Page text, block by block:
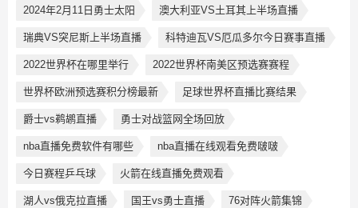
2024年2月11日勇士太阳 澳大利亚VS土耳其上半场直播
瑞典VS突尼斯上半场直播 科特迪瓦VS厄瓜多尔今日赛事直播
2022世界杯在哪里举行 2022世界杯南美区预选赛赛程
世界杯欧洲预选赛积分榜最新 足球世界杯直播比赛结果
爵士vs鹈鹕直播 勇士对战篮网全场回放
nba直播免费软件有哪些 nba直播在线观看免费啵啵
今日赛程乒乓球 火箭在线直播免费观看
湖人vs俄克拉直播 国王vs勇士直播 76对阵火箭集锦